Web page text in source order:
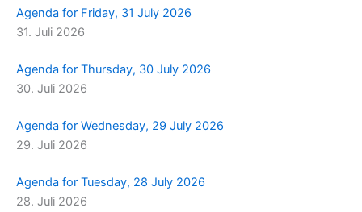
Agenda for Friday, 31 July 2026
31. Juli 2026
Agenda for Thursday, 30 July 2026
30. Juli 2026
Agenda for Wednesday, 29 July 2026
29. Juli 2026
Agenda for Tuesday, 28 July 2026
28. Juli 2026